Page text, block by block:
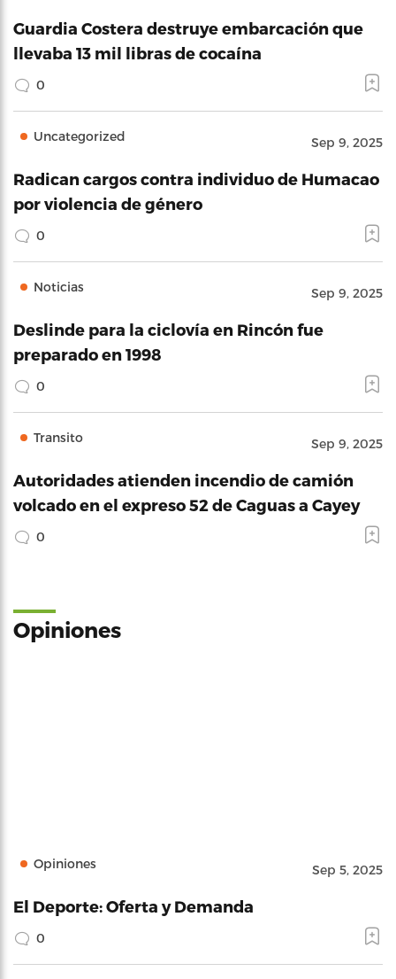
Guardia Costera destruye embarcación que
llevaba 13 mil libras de cocaína
0
Uncategorized Sep 9, 2025
Radican cargos contra individuo de Humacao
por violencia de género
0
Noticias Sep 9, 2025
Deslinde para la ciclovía en Rincón fue
preparado en 1998
0
Transito Sep 9, 2025
Autoridades atienden incendio de camión
volcado en el expreso 52 de Caguas a Cayey
0
Opiniones
Opiniones Sep 5, 2025
El Deporte: Oferta y Demanda
0